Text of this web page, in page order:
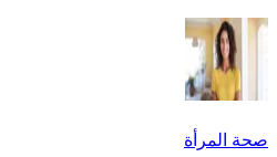
صحة المرأة